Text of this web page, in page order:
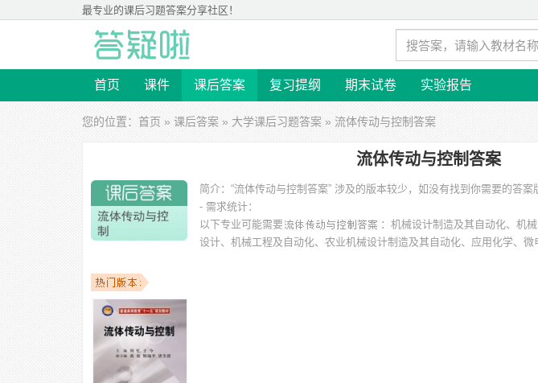
最专业的课后习题答案分享社区！
首页 课件 课后答案 复习提纲 期末试卷 实验报告
您的位置： 首页 » 课后答案 » 大学课后习题答案 » 流体传动与控制答案
流体传动与控制答案
简介： “流体传动与控制答案” 涉及的版本较少，如没有找到你需要的答案
- 需求统计：
以下专业可能需要
：机械设计制造及其自动化、机
设计、机械工程及自动化、农业机械设计制造及其自动化、应用化学、微
：重庆大学、贵州大学、陕西科技大学、四川大学
学、四川大学、上海应用技术大学、哈尔滨华德学院 等。